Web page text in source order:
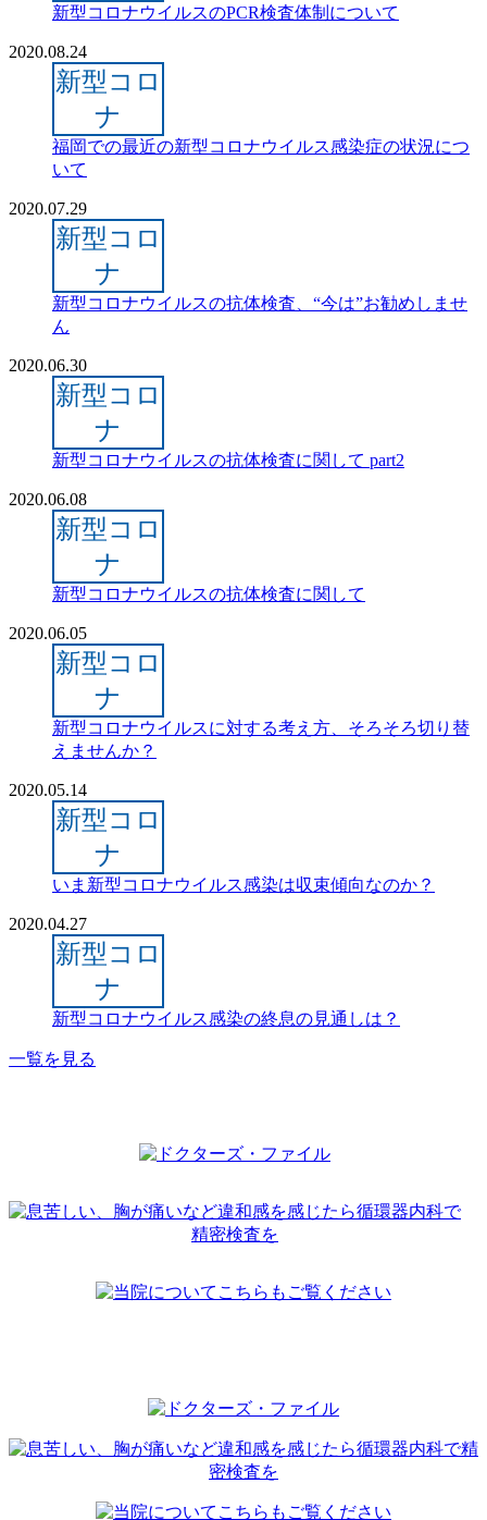
新型コロナウイルスのPCR検査体制について
2020.08.24
新型コロ
ナ
福岡での最近の新型コロナウイルス感染症の状況につ
いて
2020.07.29
新型コロ
ナ
新型コロナウイルスの抗体検査、“今は”お勧めしませ
ん
2020.06.30
新型コロ
ナ
新型コロナウイルスの抗体検査に関して part2
2020.06.08
新型コロ
ナ
新型コロナウイルスの抗体検査に関して
2020.06.05
新型コロ
ナ
新型コロナウイルスに対する考え方、そろそろ切り替
えませんか？
2020.05.14
新型コロ
ナ
いま新型コロナウイルス感染は収束傾向なのか？
2020.04.27
新型コロ
ナ
新型コロナウイルス感染の終息の見通しは？
一覧を見る